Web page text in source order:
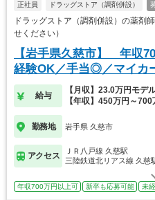
正社員 ドラッグストア（調剤併設）
ドラッグストア（調剤併設）の薬
せください）
【岩手県久慈市】 年収
経験OK／手当◎／マイカ
給与
【月収】23.0万円モデ
【年収】450万円～700
勤務地 岩手県 久慈市
アクセス
ＪＲ八戸線 久慈駅
三陸鉄道北リアス線 久慈
年収700万円以上可 新卒も応募可能 未